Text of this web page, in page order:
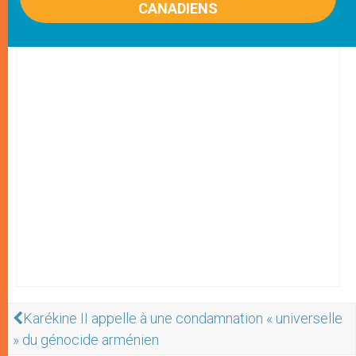
CANADIENS
Karékine II appelle à une condamnation « universelle
» du génocide arménien